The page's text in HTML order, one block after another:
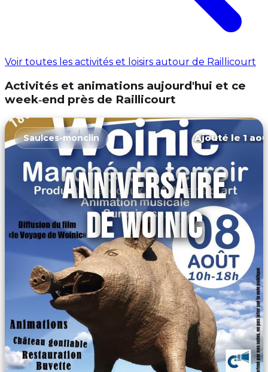
Voir toutes les activités et loisirs autour de Raillicourt
Activités et animations aujourd'hui et ce
week‑end près de Raillicourt
Saulces-monclin Ajouté le 1
ANNIVERSAIRE
DE WOINIC